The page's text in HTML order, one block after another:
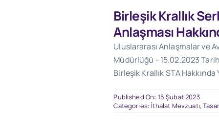
Birleşik Krallık
Anlaşması
Uluslararası Anlaşmalar ve
Müdürlüğü - 15.02.2023
Birleşik Krallık STA Hakkında
Published On: 15 Şubat 2023
Categories: İthalat Mevzuatı,